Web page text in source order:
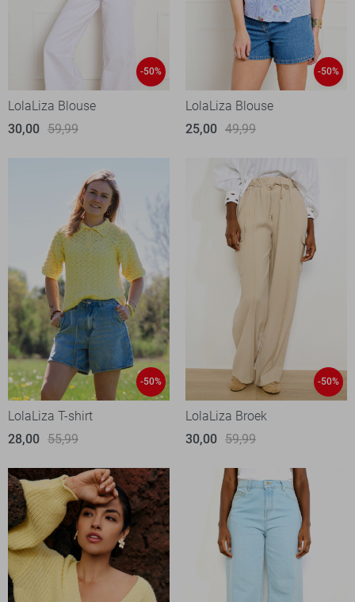
-50%
LolaLiza Blouse
30,00 59,99
-50%
LolaLiza Blouse
25,00 49,99
-50%
LolaLiza T-shirt
28,00 55,99
-50%
LolaLiza Broek
30,00 59,99